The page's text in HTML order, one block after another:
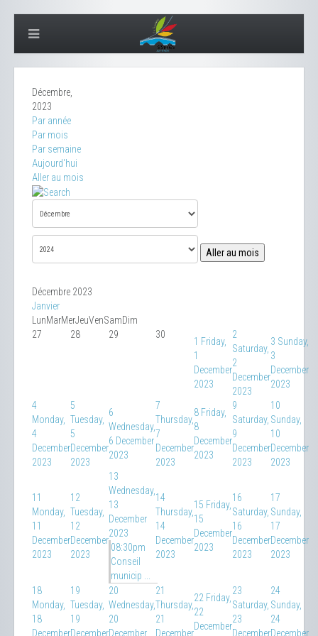
Décembre,
2023
Par année
Par mois
Par semaine
Aujourd'hui
Aller au mois
Aller au mois
Décembre 2023
Janvier
LunMarMerJeuVenSamDim
27
28 29 30
1 Friday,
1
December
2023
2
Saturday,
2
December
2023
3 Sunday,
3
December
2023
4
Monday,
4
December
2023
5
Tuesday,
5
December
2023
6
Wednesday,
6 December
2023
7
Thursday,
7
December
2023
8 Friday,
8
December
2023
9
Saturday,
9
December
2023
10
Sunday,
10
December
2023
11
Monday,
11
December
2023
12
Tuesday,
12
December
2023
13
Wednesday,
13
December
2023
08:30pm
Conseil
municip ...
14
Thursday,
14
December
2023
15 Friday,
15
December
2023
16
Saturday,
16
December
2023
17
Sunday,
17
December
2023
18
Monday,
18
December
19
Tuesday,
19
December
20
Wednesday,
20
December
21
Thursday,
21
December
22 Friday,
22
December
23
Saturday,
23
December
24
Sunday,
24
December